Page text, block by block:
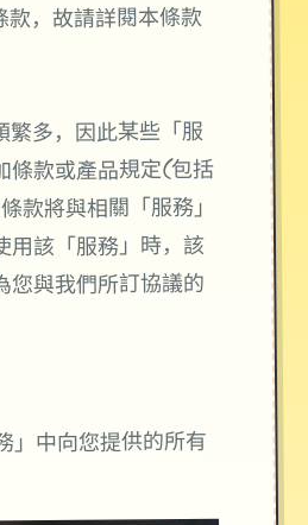
，故請詳閱本條款
繁多，因此某些「服
條款或產品規定(包括
款將與相關「服務」
用該「服務」時，該
您與我們所訂協議的
」中向您提供的所有